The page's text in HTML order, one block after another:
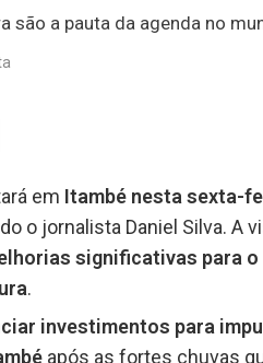
são a pauta da agenda no
em Itambé nesta sexta-
o jornalista Daniel Silva. A
significativas para
.
investimentos para
após as fortes chuvas